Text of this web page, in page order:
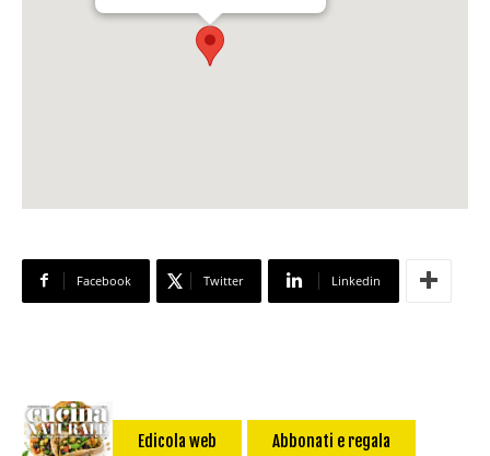
Facebook Twitter Linkedin
Edicola web Abbonati e regala